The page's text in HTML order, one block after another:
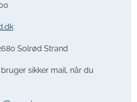
Solrød Strand
sikker mail, når du